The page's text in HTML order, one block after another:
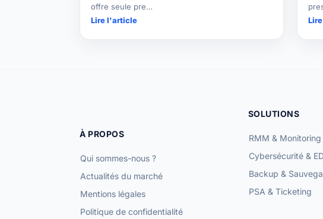
offre seule pre…
Lire l'article
À PROPOS
Qui sommes-nous ?
Actualités du marché
Mentions légales
Politique de confidentialité
SOLUTIONS
RMM & Monitoring
Cybersécurité &
Backup &
PSA & Ticketing